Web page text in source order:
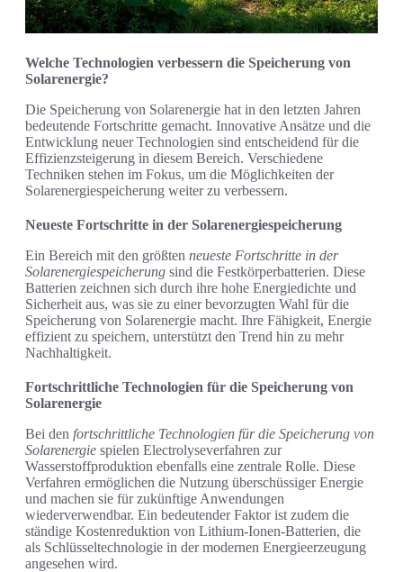
Welche Technologien verbessern die Speicherung von
Solarenergie?
Die Speicherung von Solarenergie hat in den letzten Jahren
bedeutende Fortschritte gemacht. Innovative Ansätze und die
Entwicklung neuer Technologien sind entscheidend für die
Effizienzsteigerung in diesem Bereich. Verschiedene
Techniken stehen im Fokus, um die Möglichkeiten der
Solarenergiespeicherung weiter zu verbessern.
Neueste Fortschritte in der Solarenergiespeicherung
Ein Bereich mit den größten neueste Fortschritte in der
Solarenergiespeicherung sind die Festkörperbatterien. Diese
Batterien zeichnen sich durch ihre hohe Energiedichte und
Sicherheit aus, was sie zu einer bevorzugten Wahl für die
Speicherung von Solarenergie macht. Ihre Fähigkeit, Energie
effizient zu speichern, unterstützt den Trend hin zu mehr
Nachhaltigkeit.
Fortschrittliche Technologien für die Speicherung von
Solarenergie
Bei den fortschrittliche Technologien für die Speicherung von
Solarenergie spielen Electrolyseverfahren zur
Wasserstoffproduktion ebenfalls eine zentrale Rolle. Diese
Verfahren ermöglichen die Nutzung überschüssiger Energie
und machen sie für zukünftige Anwendungen
wiederverwendbar. Ein bedeutender Faktor ist zudem die
ständige Kostenreduktion von Lithium-Ionen-Batterien, die
als Schlüsseltechnologie in der modernen Energieerzeugung
angesehen wird.